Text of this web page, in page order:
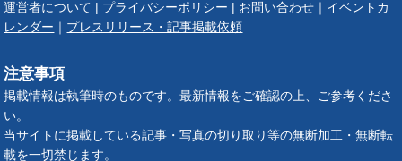
運営者について プライバシーポリシー お問い合わせ
イベントカ
レンダー
プレスリリース・記事掲載依頼
注意事項
掲載情報は執筆時のものです。最新情報をご確認の上、ご参考くださ
い。
当サイトに掲載している記事・写真の切り取り等の無断加工・無断転
載を一切禁じます。